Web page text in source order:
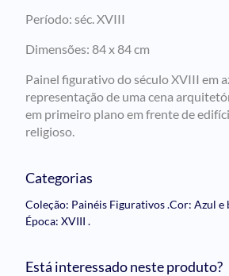
Período: séc. XVIII
Dimensões: 84 x 84 cm
Painel figurativo do século XVIII em
representação de uma cena
em primeiro plano em frente de
religioso.
Categorias
Coleção: Painéis Figurativos.Cor: Azul e
Época: XVIII .
Está interessado neste produto?